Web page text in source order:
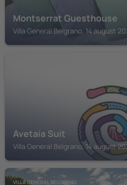
Montserrat Guesthouse
Villa General Belgrano, 14 august
Avetaia Suit
Villa General Belgrano, 14 august
VILLA GENERAL BELGRANO